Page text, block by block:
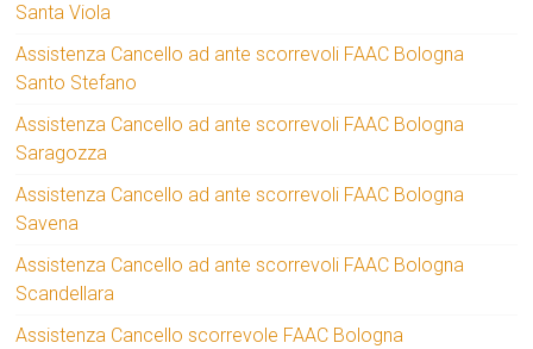
Santa Viola
Assistenza Cancello ad ante scorrevoli FAAC Bologna
Santo Stefano
Assistenza Cancello ad ante scorrevoli FAAC Bologna
Saragozza
Assistenza Cancello ad ante scorrevoli FAAC Bologna
Savena
Assistenza Cancello ad ante scorrevoli FAAC Bologna
Scandellara
Assistenza Cancello scorrevole FAAC Bologna